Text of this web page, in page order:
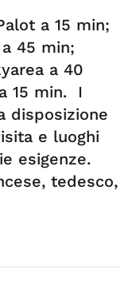
a 15 min;
45 min;
a 40
15 min. I
disposizione
e luoghi
esigenze.
tedesco,